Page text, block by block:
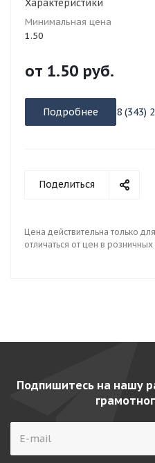
Характеристики
Минимальная цена
1.50
от 1.50 руб.
Подробнее 8 (343)
Поделиться
Цена действительна только
отличаться от цен в
Подпишитесь на нашу